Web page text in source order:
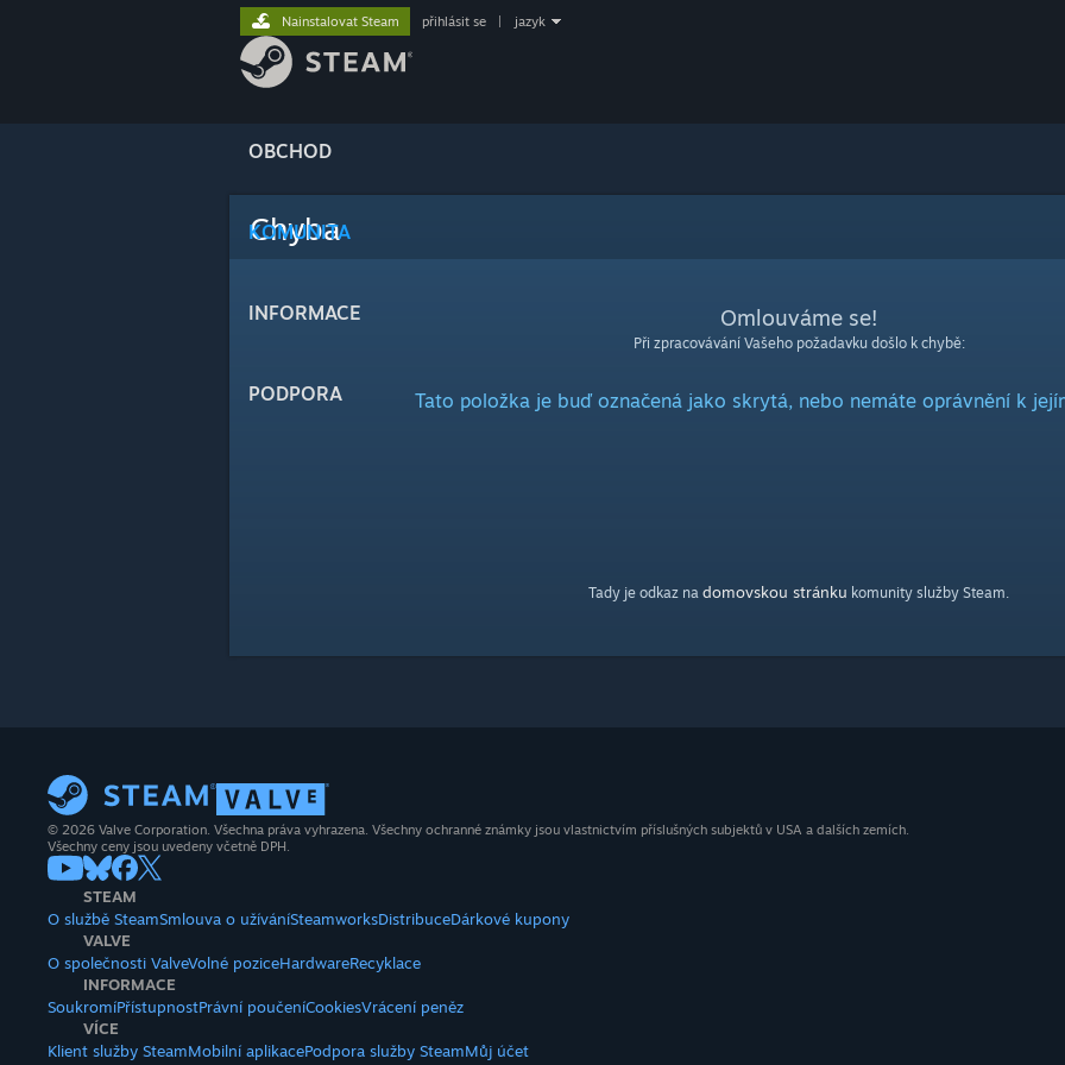
OBCHOD
KOMUNITA
INFORMACE
PODPORA
Nainstalovat Steam přihlásit se jazyk
Chyba
Omlouváme se!
Při zpracovávání Vašeho požadavku došlo k chybě:
Tato položka je buď označená jako skrytá, nebo nemáte oprávnění k
Tady je odkaz na domovskou stránku komunity služby Steam.
© 2026 Valve Corporation. Všechna práva vyhrazena. Všechny ochranné známky jsou vlastnictvím příslušných subjektů v USA a dalších zemích.
Všechny ceny jsou uvedeny včetně DPH.
STEAM
O službě SteamSmlouva o užíváníSteamworksDistribuceDárkové kupony
VALVE
O společnosti ValveVolné poziceHardwareRecyklace
INFORMACE
SoukromíPřístupnostPrávní poučeníCookiesVrácení peněz
VÍCE
Klient služby SteamMobilní aplikacePodpora služby SteamMůj účet